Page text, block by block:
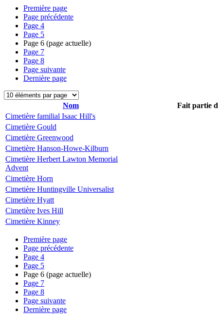
Première page
Page précédente
Page 4
Page 5
Page 6 (page actuelle)
Page 7
Page 8
Page suivante
Dernière page
Nom
Fait partie
Cimetière familial Isaac Hill's
Cimetière Gould
Cimetière Greenwood
Cimetière Hanson-Howe-Kilburn
Cimetière Herbert Lawton Memorial
Advent
Cimetière Horn
Cimetière Huntingville Universalist
Cimetière Hyatt
Cimetière Ives Hill
Cimetière Kinney
Première page
Page précédente
Page 4
Page 5
Page 6 (page actuelle)
Page 7
Page 8
Page suivante
Dernière page